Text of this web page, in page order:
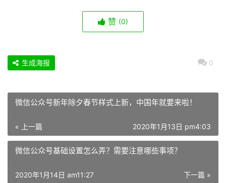
赞 (0)
0
生成海报
微信公众号新年除夕春节样式上新，中国年就要来啦！
« 上一篇 2020年1月13日 pm4:03
微信公众号基础设置怎么弄？需要注意哪些事项？
下一篇 »
2020年1月14日 am11:27